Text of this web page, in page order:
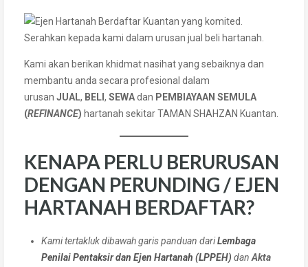
Serahkan kepada kami dalam urusan jual beli hartanah.
Kami akan berikan khidmat nasihat yang sebaiknya dan
membantu anda secara profesional dalam
urusan JUAL, BELI , SEWAdan PEMBIAYAAN SEMULA
(REFINANCE) hartanah sekitar TAMAN SHAHZAN Kuantan.
KENAPA PERLU BERURUSAN
DENGAN PERUNDING / EJEN
HARTANAH BERDAFTAR?
Kami tertakluk dibawah garis panduan dariLembaga
Penilai Pentaksir dan Ejen Hartanah (LPPEH) dan Akta